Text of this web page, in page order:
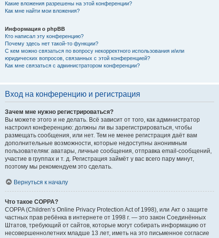
Какие вложения разрешены на этой конференции?
Как мне найти мои вложения?
Информация о phpBB
Кто написал эту конференцию?
Почему здесь нет такой-то функции?
С кем можно связаться по вопросу некорректного использования и/или
юридических вопросов, связанных с этой конференцией?
Как мне связаться с администратором конференции?
Вход на конференцию и регистрация
Зачем мне нужно регистрироваться?
Вы можете этого и не делать. Всё зависит от того, как администратор
настроил конференцию: должны ли вы зарегистрироваться, чтобы
размещать сообщения, или нет. Тем не менее регистрация даёт вам
дополнительные возможности, которые недоступны анонимным
пользователям: аватары, личные сообщения, отправка email-сообщений,
участие в группах и т. д. Регистрация займёт у вас всего пару минут,
поэтому мы рекомендуем это сделать.
Вернуться к началу
Что такое COPPA?
COPPA (Children’s Online Privacy Protection Act of 1998), или Акт о защите
частных прав ребёнка в интернете от 1998 г. — это закон Соединённых
Штатов, требующий от сайтов, которые могут собирать информацию от
несовершеннолетних младше 13 лет, иметь на это письменное согласие